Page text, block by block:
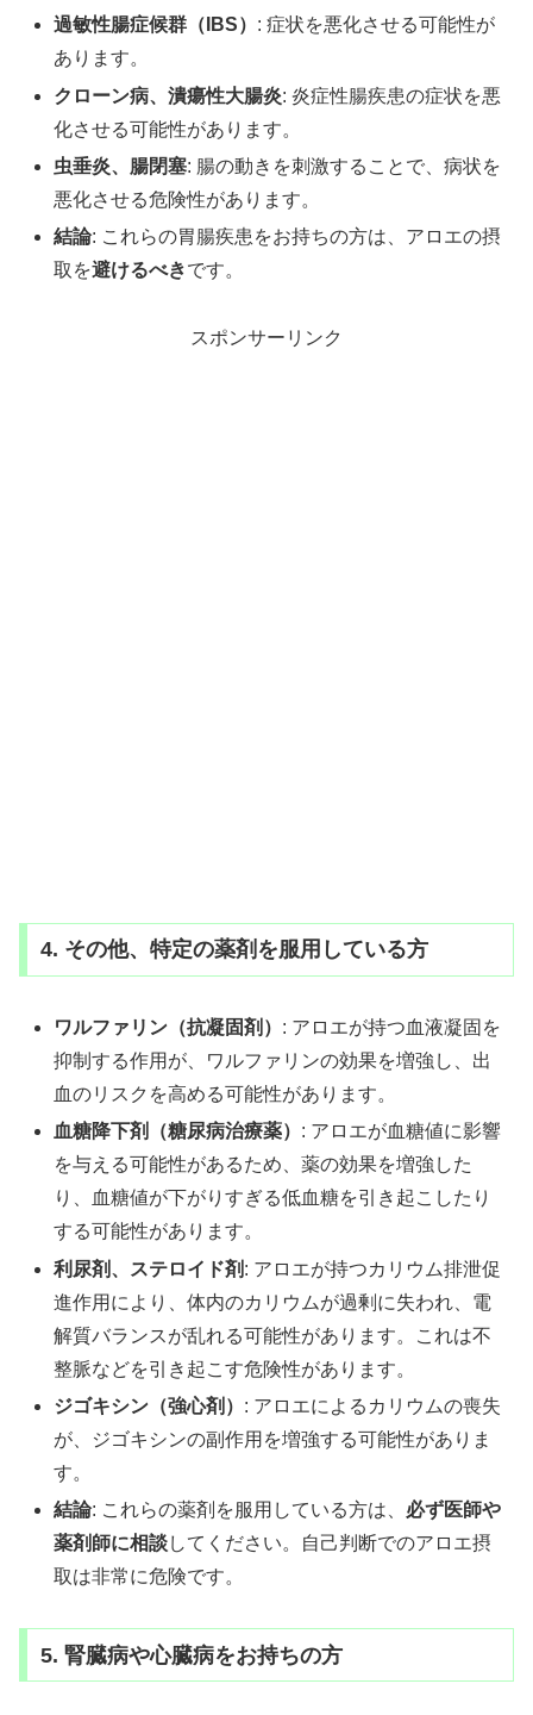
過敏性腸症候群（IBS） : 症状を悪化させる可能性が
あります。
クローン病、潰瘍性大腸炎: 炎症性腸疾患の症状を悪
化させる可能性があります。
虫垂炎、腸閉塞: 腸の動きを刺激することで、病状を
悪化させる危険性があります。
結論: これらの胃腸疾患をお持ちの方は、アロエの摂
取を避けるべきです。
スポンサーリンク
4. その他、特定の薬剤を服用している方
ワルファリン（抗凝固剤） : アロエが持つ血液凝固を
抑制する作用が、ワルファリンの効果を増強し、出
血のリスクを高める可能性があります。
血糖降下剤（糖尿病治療薬） : アロエが血糖値に影響
を与える可能性があるため、薬の効果を増強した
り、血糖値が下がりすぎる低血糖を引き起こしたり
する可能性があります。
利尿剤、ステロイド剤 : アロエが持つカリウム排泄促
進作用により、体内のカリウムが過剰に失われ、電
解質バランスが乱れる可能性があります。これは不
整脈などを引き起こす危険性があります。
ジゴキシン（強心剤） : アロエによるカリウムの喪失
が、ジゴキシンの副作用を増強する可能性がありま
す。
結論: これらの薬剤を服用している方は、 必ず医師や
薬剤師に相談してください。自己判断でのアロエ摂
取は非常に危険です。
5. 腎臓病や心臓病をお持ちの方